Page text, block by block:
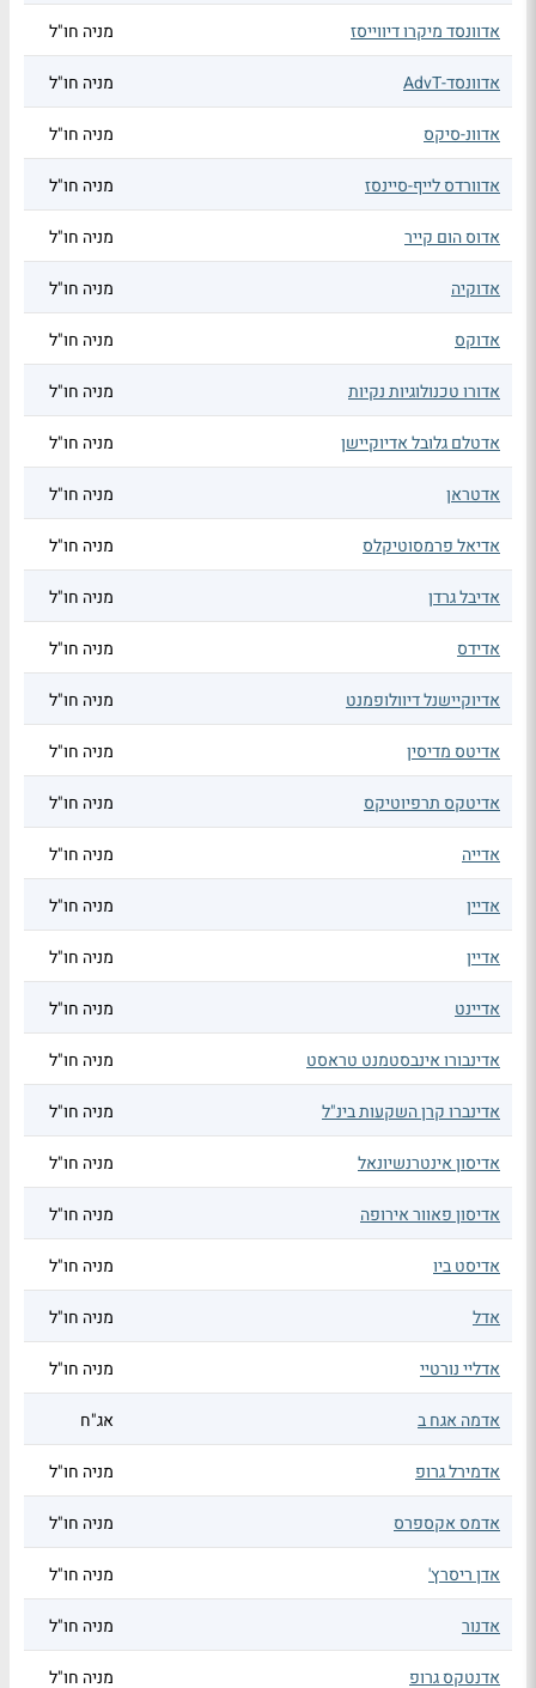
אדוונסד מיקרו דיווייסז מניה חו"ל
אדוונסד-AdvT מניה חו"ל
אדוונ-סיקס מניה חו"ל
אדוורדס לייף-סיינסז מניה חו"ל
אדוס הום קייר מניה חו"ל
אדוקיה מניה חו"ל
אדוקס מניה חו"ל
אדורו טכנולוגיות נקיות מניה חו"ל
אדטלם גלובל אדיוקיישן מניה חו"ל
אדטראן מניה חו"ל
אדיאל פרמסוטיקלס מניה חו"ל
אדיבל גרדן מניה חו"ל
אדידס מניה חו"ל
אדיוקיישנל דיוולופמנט מניה חו"ל
אדיטס מדיסין מניה חו"ל
אדיטקס תרפיוטיקס מניה חו"ל
אדייה מניה חו"ל
אדיין מניה חו"ל
אדיין מניה חו"ל
אדיינט מניה חו"ל
אדינבורו אינבסטמנט טראסט מניה חו"ל
אדינברו קרן השקעות בינ"ל מניה חו"ל
אדיסון אינטרנשיונאל מניה חו"ל
אדיסון פאוור אירופה מניה חו"ל
אדיסט ביו מניה חו"ל
אדל מניה חו"ל
אדליי נורטיי מניה חו"ל
אדמה אגח ב אג"ח
אדמירל גרופ מניה חו"ל
אדמס אקספרס מניה חו"ל
אדן ריסרץ' מניה חו"ל
אדנור מניה חו"ל
אדנטקס גרופ מניה חו"ל